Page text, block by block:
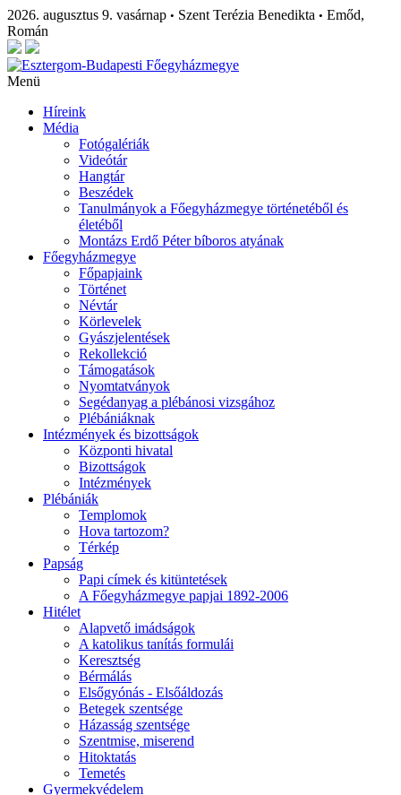
2026. augusztus 9. vasárnap • Szent Terézia Benedikta • Emőd,
Román
Menü
Híreink
Média
Fotógalériák
Videótár
Hangtár
Beszédek
Tanulmányok a Főegyházmegye történetéből és
életéből
Montázs Erdő Péter bíboros atyának
Főegyházmegye
Főpapjaink
Történet
Névtár
Körlevelek
Gyászjelentések
Rekollekció
Támogatások
Nyomtatványok
Segédanyag a plébánosi vizsgához
Plébániáknak
Intézmények és bizottságok
Központi hivatal
Bizottságok
Intézmények
Plébániák
Templomok
Hova tartozom?
Térkép
Papság
Papi címek és kitüntetések
A Főegyházmegye papjai 1892-2006
Hitélet
Alapvető imádságok
A katolikus tanítás formulái
Keresztség
Bérmálás
Elsőgyónás - Elsőáldozás
Betegek szentsége
Házasság szentsége
Szentmise, miserend
Hitoktatás
Temetés
Gyermekvédelem